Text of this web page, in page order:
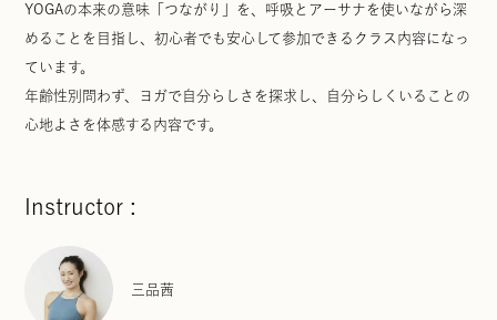
YOGAの本来の意味「つながり」を、呼吸とアーサナを使いながら深
めることを目指し、初心者でも安心して参加できるクラス内容になっ
ています。
年齢性別問わず、ヨガで自分らしさを探求し、自分らしくいることの
心地よさを体感する内容です。
Instructor :
三品茜